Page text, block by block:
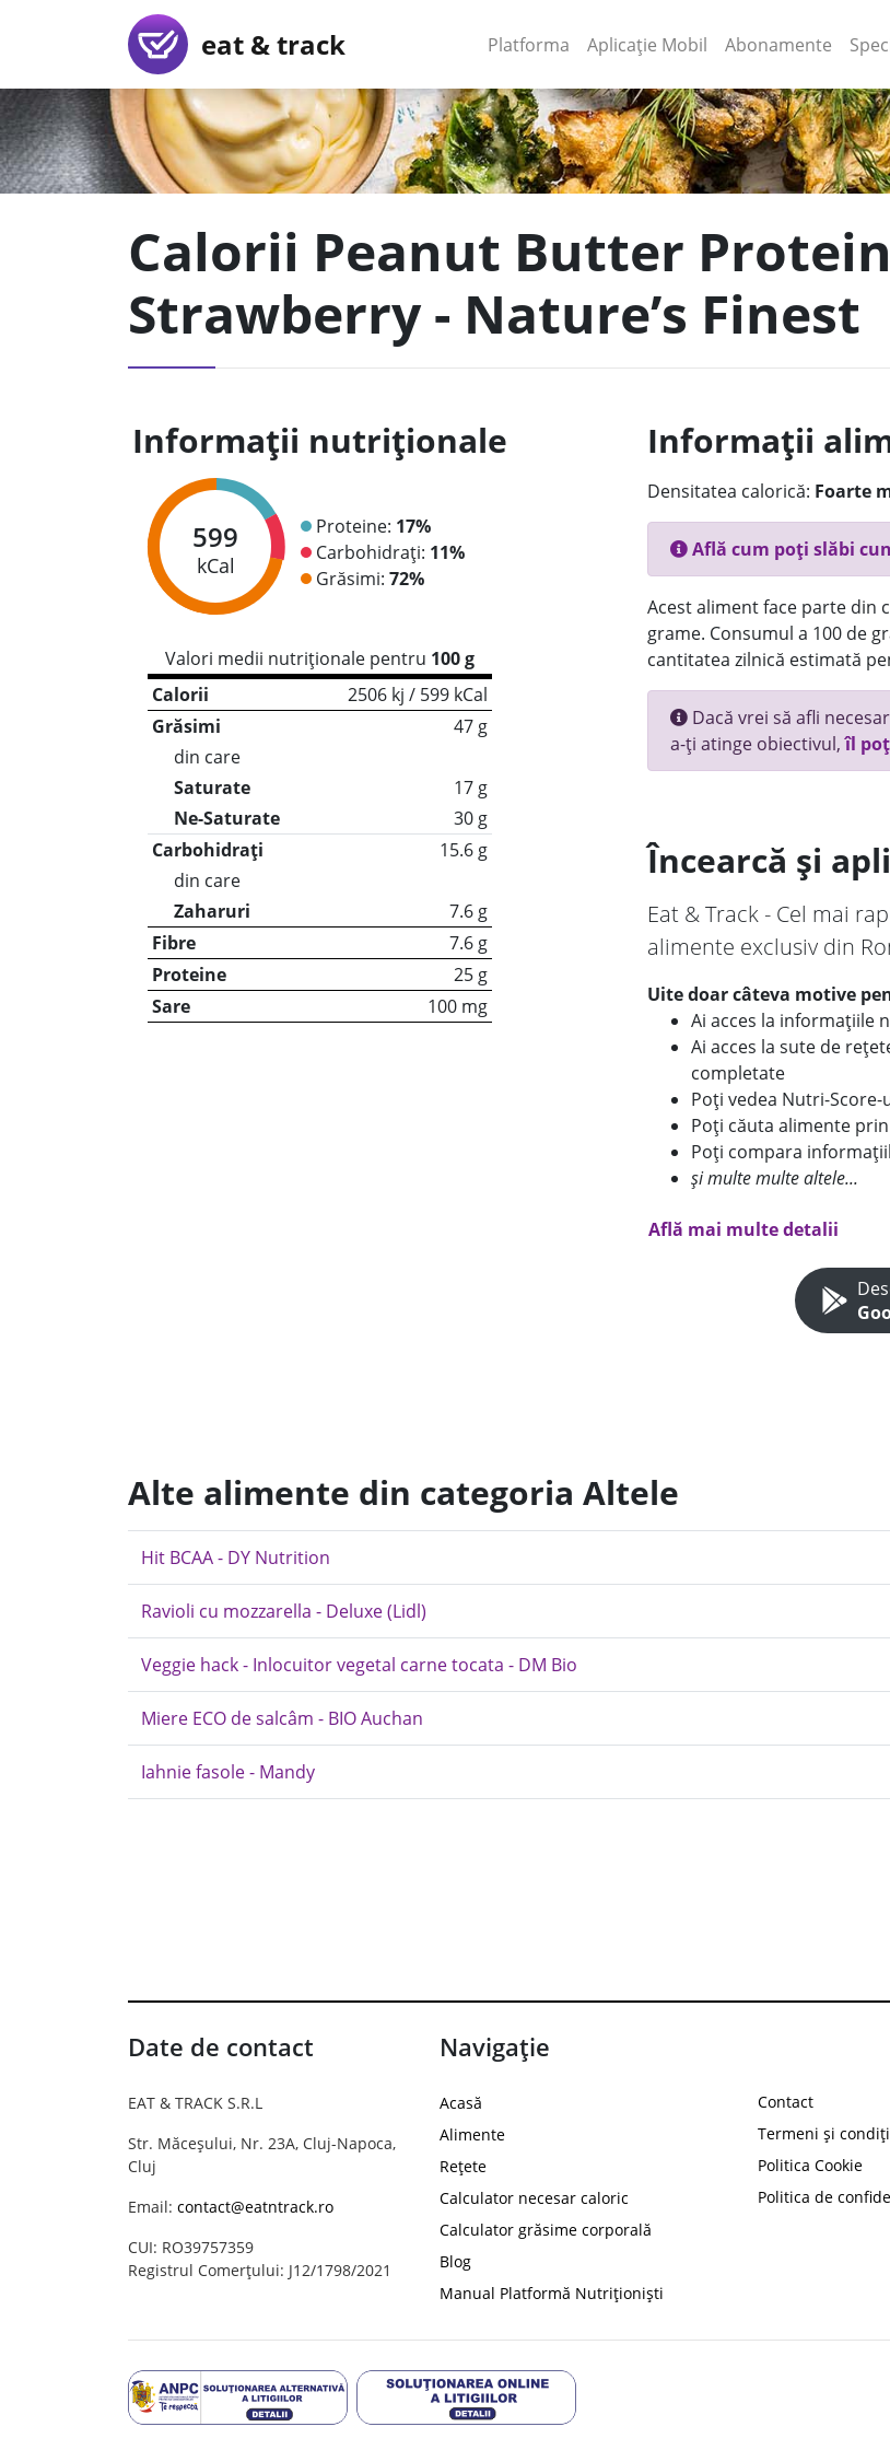
eat & track Platforma (current)
Aplicație Mobil (current)
Abonamente
Calorii Peanut Butter
Strawberry - Nature’s Finest
Informații nutriționale
599
kCal
Proteine: 17%
Carbohidrați: 11%
Grăsimi: 72%
Valori medii nutriționale pentru 100 g
Calorii
2506 kj / 599 kCal
Grăsimi
47 g
din care
Saturate
17 g
Ne-Saturate
30 g
Carbohidrați
15.6 g
din care
Zaharuri
7.6 g
Fibre
7.6 g
Proteine
25 g
Sare
100 mg
Informații
Densitatea calorică: Foarte
Află cum poți slăbi
Acest aliment face parte din
grame. Consumul a 100 de
cantitatea zilnică estimată
Dacă vrei să afli
a-ți atinge obiectivul,îl
Încearcă și
Eat & Track - Cel mai
alimente exclusiv din
Uite doar câteva motive
Ai acces la informațiile
Ai acces la sute de
completate
Poți vedea Nutri-
Poți căuta alimente
Poți compara
și multe multe altele...
Află mai multe detalii
Alte alimente din categoria Altele
Hit BCAA - DY Nutrition
Ravioli cu mozzarella - Deluxe (Lidl)
Veggie hack - Inlocuitor vegetal carne tocata - DM Bio
Miere ECO de salcâm - BIO Auchan
Iahnie fasole - Mandy
Date de contact
EAT & TRACK S.R.L
Str. Măceșului, Nr. 23A, Cluj-Napoca,
Cluj
Email: contact@eatntrack.ro
CUI: RO39757359
Registrul Comerțului: J12/1798/2021
Navigație
Acasă
Alimente
Rețete
Calculator necesar caloric
Calculator grăsime corporală
Blog
Manual Platformă Nutriționiști
Contact
Termeni și
Politica Cookie
Politica de